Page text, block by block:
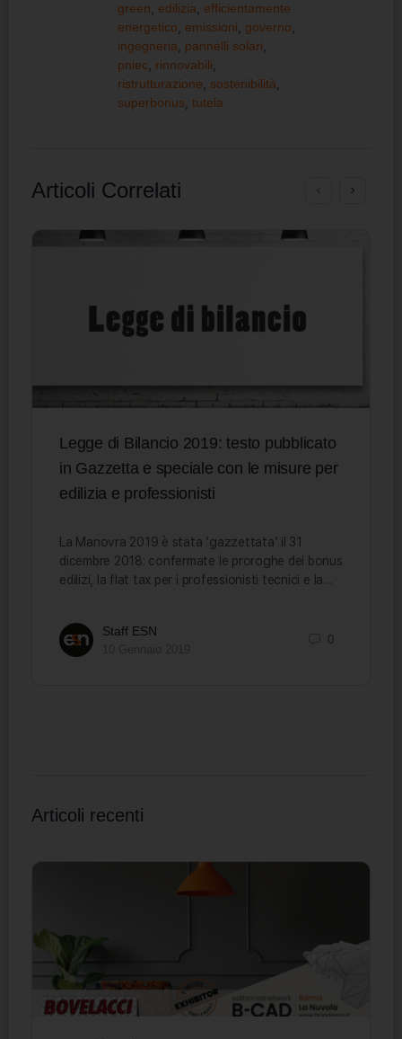
green
edilizia
efficientamente
energetico
emissioni governo
ingegneria
pannelli solari
pniec
rinnovabili
ristrutturazione
sostenibilità
superbonus tutela
Articoli Correlati
Legge di Bilancio 2019: testo pubblicato
in Gazzetta e speciale con le misure per
edilizia e professionisti
La Manovra 2019 è stata ‘gazzettata’ il 31
dicembre 2018: confermate le proroghe dei bonus
edilizi, la flat tax per i professionisti tecnici e la…
Staff ESN
0
Articoli recenti